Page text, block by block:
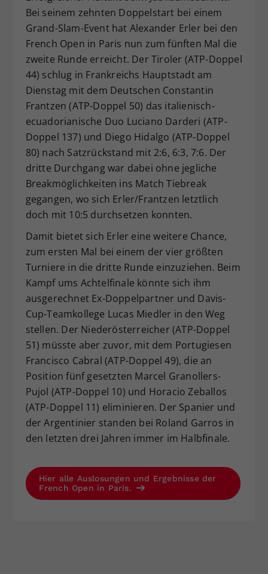
Bei seinem zehnten Doppelstart bei einem
Grand-Slam-Event hat Alexander Erler bei den
French Open in Paris nun zum fünften Mal die
zweite Runde erreicht. Der Tiroler (ATP-Doppel
44) schlug in Frankreichs Hauptstadt am
Dienstag mit dem Deutschen Constantin
Frantzen (ATP-Doppel 50) das italienisch-
ecuadorianische Duo Luciano Darderi (ATP-
Doppel 137) und Diego Hidalgo (ATP-Doppel
80) nach Satzrückstand mit 2:6, 6:3, 7:6. Der
dritte Durchgang war dabei ohne jegliche
Breakmöglichkeiten ins Match Tiebreak
gegangen, wo sich Erler/Frantzen letztlich
doch mit 10:5 durchsetzen konnten.
Damit bietet sich Erler eine weitere Chance,
zum ersten Mal bei einem der vier größten
Turniere in die dritte Runde einzuziehen. Beim
Kampf ums Achtelfinale könnte sich ihm
ausgerechnet Ex-Doppelpartner und Davis-
Cup-Teamkollege Lucas Miedler in den Weg
stellen. Der Niederösterreicher (ATP-Doppel
51) müsste aber zuvor, mit dem Portugiesen
Francisco Cabral (ATP-Doppel 49), die an
Position fünf gesetzten Marcel Granollers-
Pujol (ATP-Doppel 10) und Horacio Zeballos
(ATP-Doppel 11) eliminieren. Der Spanier und
der Argentinier standen bei Roland Garros in
den letzten drei Jahren immer im Halbfinale.
Hier alle Auslosungen und Ergebnisse der
French Open in Paris.
Zweck
Dieser Wert speichert Ihre Consent-
Einstellungen. Unter anderem eine
zufällig generierte ID, für die
historische Speicherung Ihrer
vorgenommen Einstellungen, falls der
Webseiten-Betreiber dies eingestellt
hat.